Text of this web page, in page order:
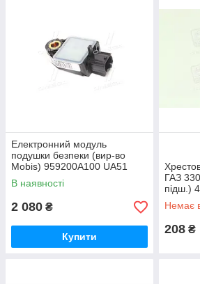
Електронний модуль
подушки безпеки (вир-во
Mobis) 959200A100 UA51
В наявності
2 080 ₴
Купити
ГАЗ
підш.)
Немає
208 ₴